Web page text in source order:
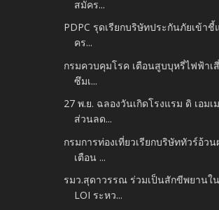
สมัคร...
PDPC รุดเรียกบริษัทประกันภัยเข้าชี้
คร...
กรมควบคุมโรค เตือนสูบบุหรี่ไฟฟ้าเ
ซึมเ...
27 พ.ย. ฉลองวันเกิดโรงแรม ดิ เอมเ
ส่วนลด...
กรมการท่องเที่ยวเรียกบริษัททัวร์อ้ว
เตือน ...
รมว.สุดาวรรณ ร่วมเป็นสักขีพยานใ
LOI ระหว...